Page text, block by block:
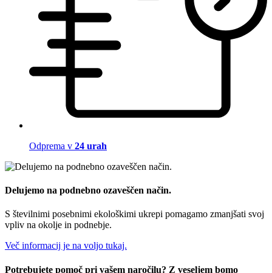
Odprema v 24 urah
Delujemo na podnebno ozaveščen način.
S številnimi posebnimi ekološkimi ukrepi pomagamo zmanjšati svoj
vpliv na okolje in podnebje.
Več informacij je na voljo tukaj.
Potrebujete pomoč pri vašem naročilu? Z veseljem bomo